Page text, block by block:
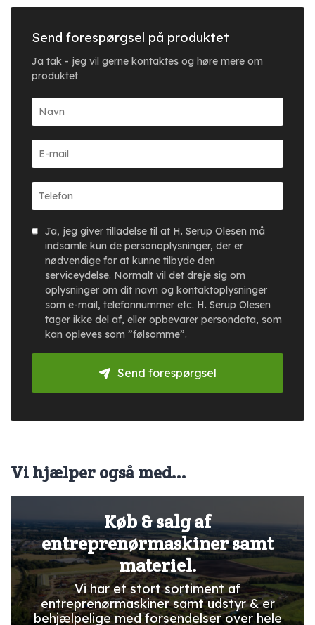
Send forespørgsel på produktet
Ja tak - jeg vil gerne kontaktes og høre mere om
produktet
Ja, jeg giver tilladelse til at H. Serup Olesen må
indsamle kun de personoplysninger, der er
nødvendige for at kunne tilbyde den
serviceydelse. Normalt vil det dreje sig om
oplysninger om dit navn og kontaktoplysninger
som e-mail, telefonnummer etc. H. Serup Olesen
tager ikke del af, eller opbevarer persondata, som
kan opleves som ”følsomme”.
Send forespørgsel
Vi hjælper også med...
Køb & salg af
entreprenørmaskiner samt
materiel.
Vi har et stort sortiment af
entreprenørmaskiner samt udstyr & er
behjælpelige med forsendelser over hele